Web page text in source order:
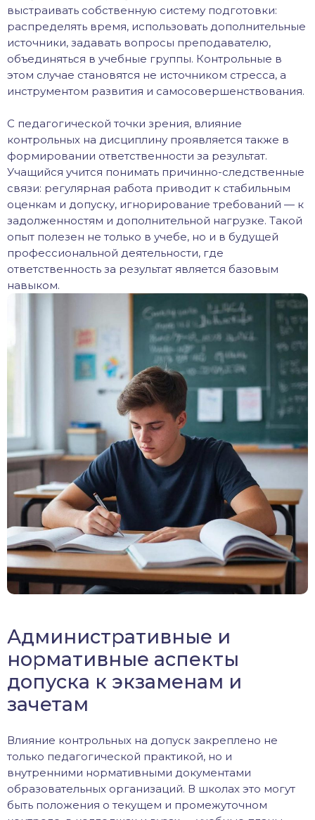
выстраивать собственную систему подготовки:
распределять время, использовать дополнительные
источники, задавать вопросы преподавателю,
объединяться в учебные группы. Контрольные в
этом случае становятся не источником стресса, а
инструментом развития и самосовершенствования.
С педагогической точки зрения, влияние
контрольных на дисциплину проявляется также в
формировании ответственности за результат.
Учащийся учится понимать причинно-следственные
связи: регулярная работа приводит к стабильным
оценкам и допуску, игнорирование требований — к
задолженностям и дополнительной нагрузке. Такой
опыт полезен не только в учебе, но и в будущей
профессиональной деятельности, где
ответственность за результат является базовым
навыком.
Административные и
нормативные аспекты
допуска к экзаменам и
зачетам
Влияние контрольных на допуск закреплено не
только педагогической практикой, но и
внутренними нормативными документами
образовательных организаций. В школах это могут
быть положения о текущем и промежуточном